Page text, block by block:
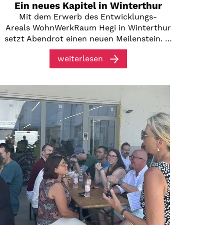
Ein neues Kapitel in Winterthur
Mit dem Erwerb des Entwicklungs-
Areals WohnWerkRaum Hegi in Winterthur
setzt Abendrot einen neuen Meilenstein. …
weiterlesen